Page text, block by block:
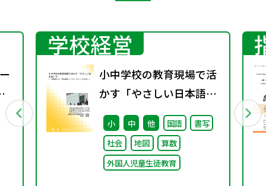
学校経営
小中学校の教育現場で活
かす「やさしい日本語」
③ ～「保護者への（学校
運営としての）やさしい
日本語」～
小 中 他 国語
書写
社会
地図
算数
外国人児童生徒教育